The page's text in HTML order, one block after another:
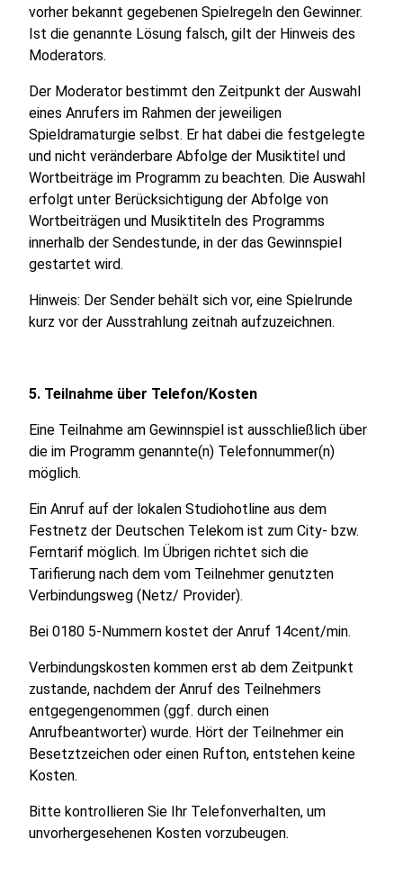
vorher bekannt gegebenen Spielregeln den Gewinner.
Ist die genannte Lösung falsch, gilt der Hinweis des
Moderators.
Der Moderator bestimmt den Zeitpunkt der Auswahl
eines Anrufers im Rahmen der jeweiligen
Spieldramaturgie selbst. Er hat dabei die festgelegte
und nicht veränderbare Abfolge der Musiktitel und
Wortbeiträge im Programm zu beachten. Die Auswahl
erfolgt unter Berücksichtigung der Abfolge von
Wortbeiträgen und Musiktiteln des Programms
innerhalb der Sendestunde, in der das Gewinnspiel
gestartet wird.
Hinweis: Der Sender behält sich vor, eine Spielrunde
kurz vor der Ausstrahlung zeitnah aufzuzeichnen.
5. Teilnahme über Telefon/Kosten
Eine Teilnahme am Gewinnspiel ist ausschließlich über
die im Programm genannte(n) Telefonnummer(n)
möglich.
Ein Anruf auf der lokalen Studiohotline aus dem
Festnetz der Deutschen Telekom ist zum City- bzw.
Ferntarif möglich. Im Übrigen richtet sich die
Tarifierung nach dem vom Teilnehmer genutzten
Verbindungsweg (Netz/ Provider).
Bei 0180 5-Nummern kostet der Anruf 14cent/min.
Verbindungskosten kommen erst ab dem Zeitpunkt
zustande, nachdem der Anruf des Teilnehmers
entgegengenommen (ggf. durch einen
Anrufbeantworter) wurde. Hört der Teilnehmer ein
Besetztzeichen oder einen Rufton, entstehen keine
Kosten.
Bitte kontrollieren Sie Ihr Telefonverhalten, um
unvorhergesehenen Kosten vorzubeugen.